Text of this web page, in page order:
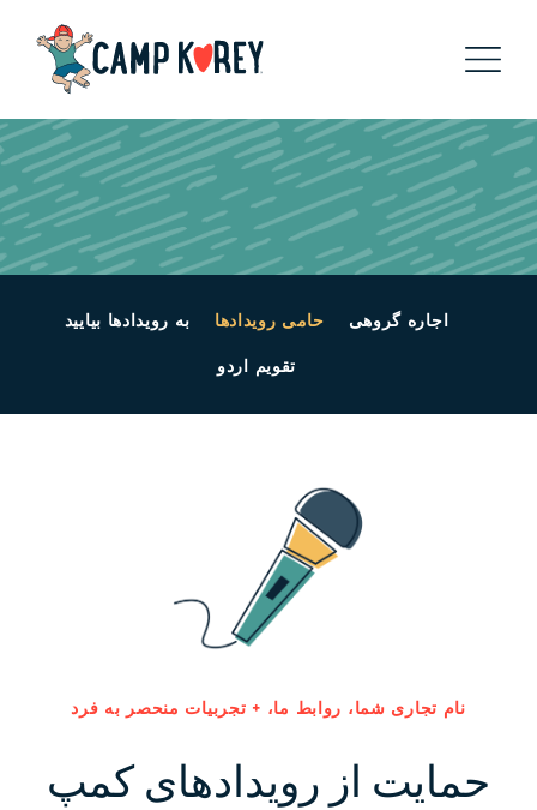
به رویدادها بیایید حامی رویدادها اجاره گروهی
تقویم اردو
نام تجاری شما، روابط ما، + تجربیات منحصر به فرد
حمایت از رویدادهای کمپ